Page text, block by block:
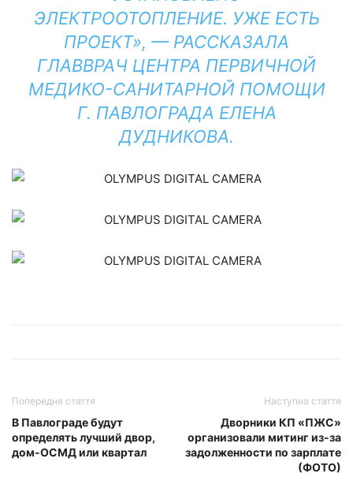
ЭЛЕКТРООТОПЛЕНИЕ. УЖЕ ЕСТЬ
ПРОЕКТ», — РАССКАЗАЛА
ГЛАВВРАЧ ЦЕНТРА ПЕРВИЧНОЙ
МЕДИКО-САНИТАРНОЙ ПОМОЩИ
Г. ПАВЛОГРАДА ЕЛЕНА
ДУДНИКОВА.
Попередня стаття
В Павлограде будут
определять лучший двор,
дом-ОСМД или квартал
Наступна стаття
Дворники КП «ПЖС»
организовали митинг из-за
задолженности по зарплате
(ФОТО)